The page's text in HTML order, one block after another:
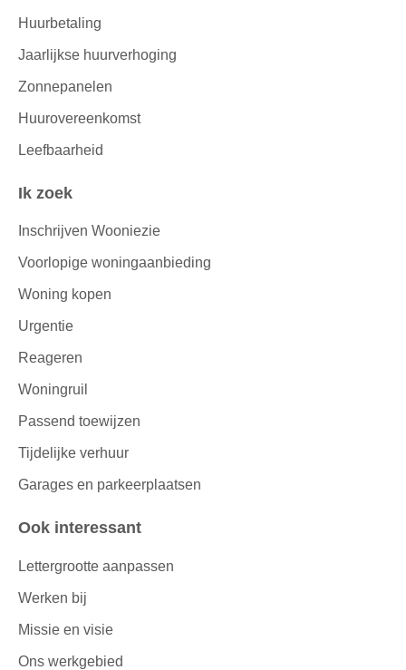
Huurbetaling
Jaarlijkse huurverhoging
Zonnepanelen
Huurovereenkomst
Leefbaarheid
Ik zoek
Inschrijven Wooniezie
Voorlopige woningaanbieding
Woning kopen
Urgentie
Reageren
Woningruil
Passend toewijzen
Tijdelijke verhuur
Garages en parkeerplaatsen
Ook interessant
Lettergrootte aanpassen
Werken bij
Missie en visie
Ons werkgebied